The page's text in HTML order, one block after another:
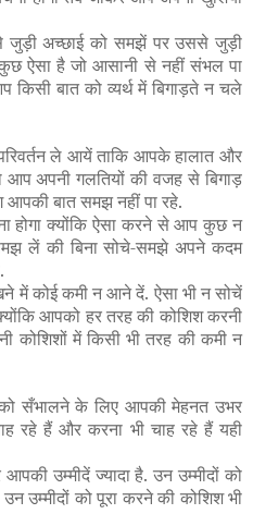
जुड़ी अच्छाई को समझें पर उससे जुड़ी
ऐसा है जो आसानी से नहीं संभल पा
किसी बात को व्यर्थ में बिगाड़ते न चले
ले आयें ताकि आपके हालात और
आप अपनी गलतियों की वजह से बिगाड़
बात समझ नहीं पा रहे.
होगा क्योंकि ऐसा करने से आप कुछ न
लें की बिना सोचे-समझे अपने कदम
में कोई कमी न आने दें. ऐसा भी न सोचें
आपको हर तरह की कोशिश करनी
कोशिशों में किसी भी तरह की कमी न
को सँभालने के लिए आपकी मेहनत उभर
रहे हैं और करना भी चाह रहे हैं यही
उम्मीदें ज्यादा है. उन उम्मीदों को
उम्मीदों को पूरा करने की कोशिश भी